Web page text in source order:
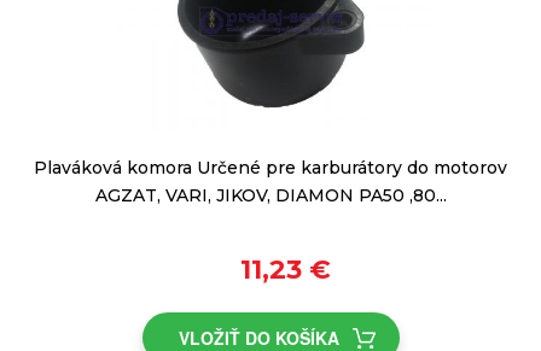
Plaváková komora Určené pre karburátory do motorov
AGZAT, VARI, JIKOV, DIAMON PA50 ,80...
11,23 €
VLOŽIŤ DO KOŠÍKA